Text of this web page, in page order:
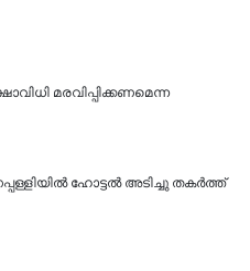
മരവിപ്പിക്കണമെന്ന
ഹോട്ടല്‍ അടിച്ചു തകര്‍ത്ത്